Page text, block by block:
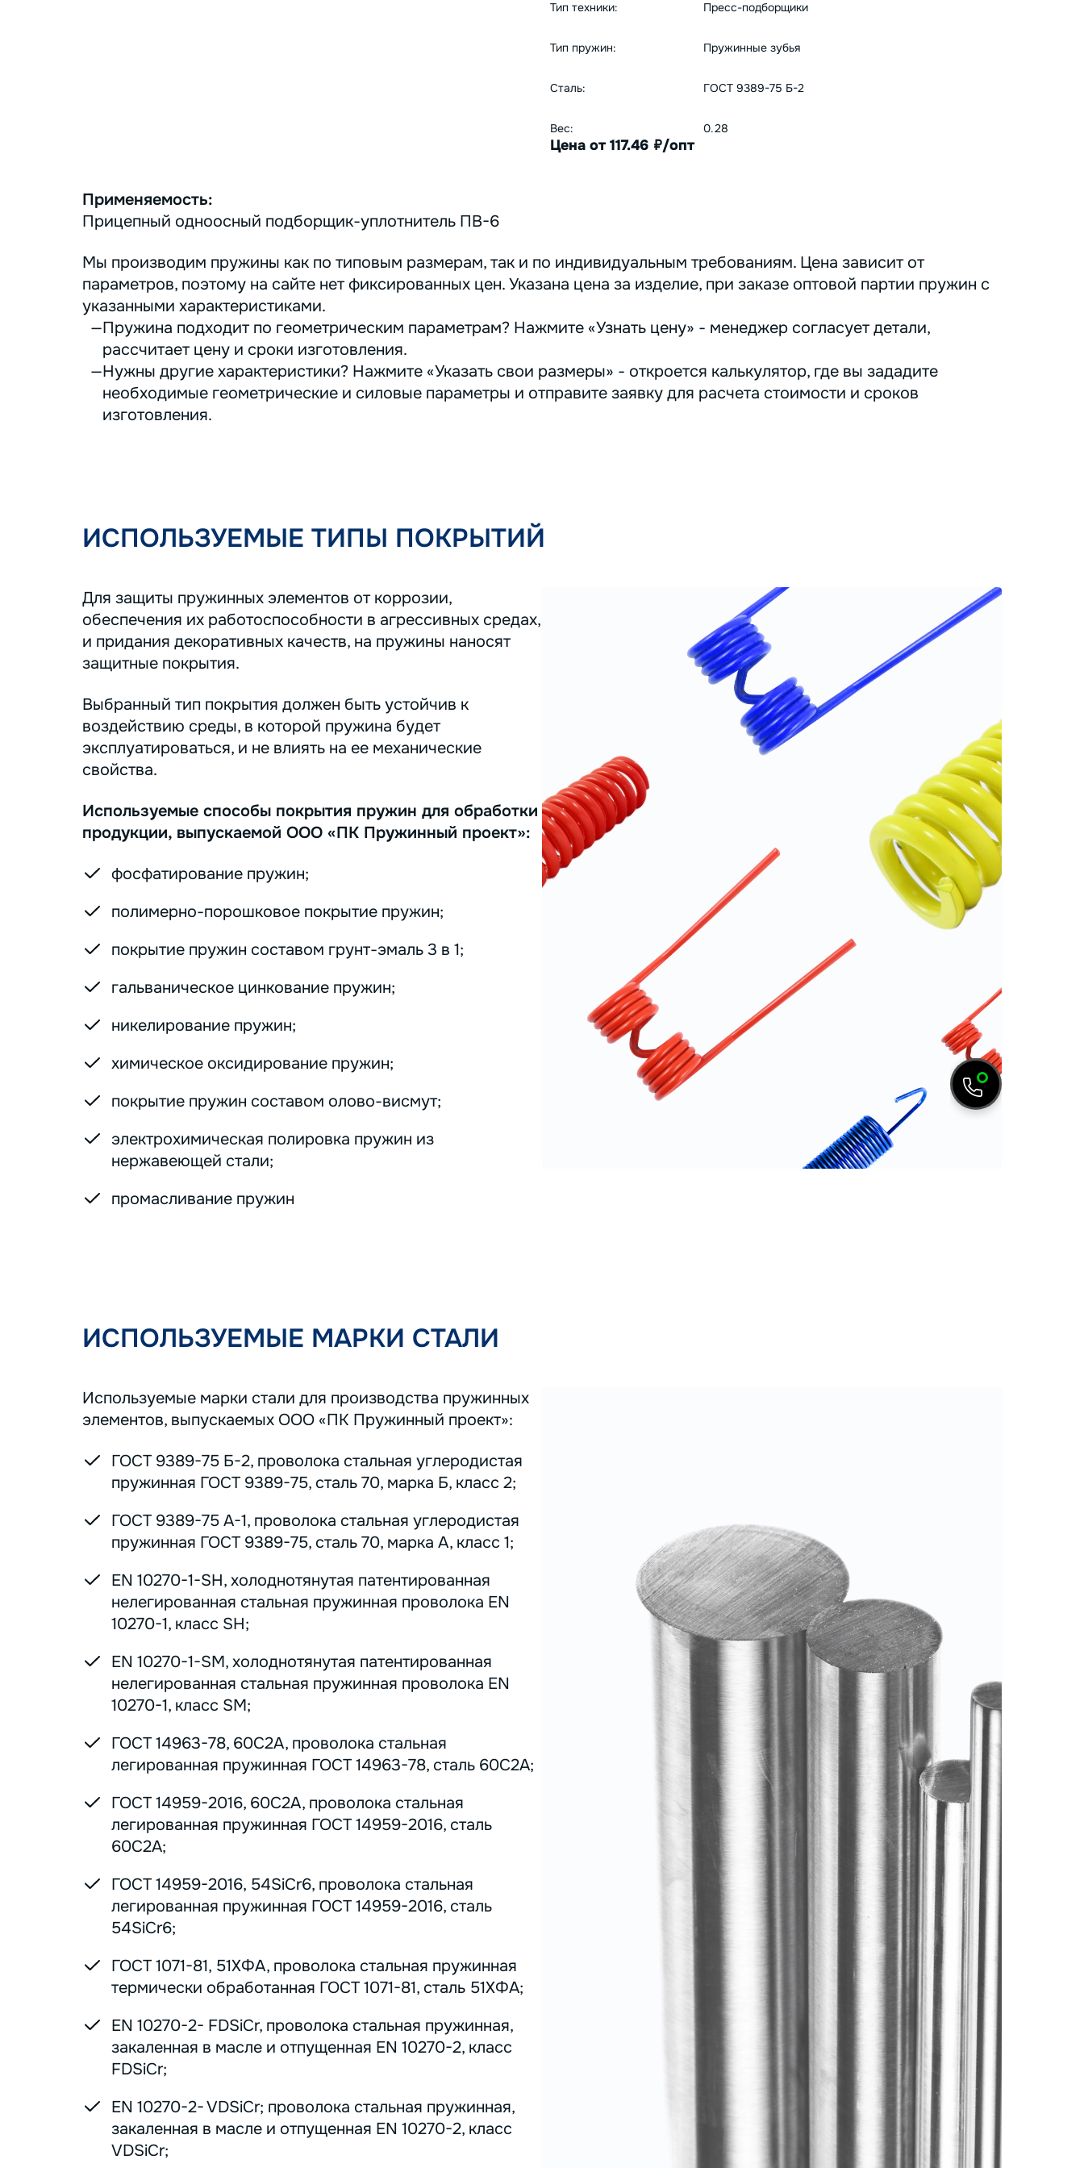
Тип техники: Пресс-подборщики
Тип пружин: Пружинные зубья
Сталь: ГОСТ 9389-75 Б-2
Вес: 0.28
Цена от 117.46 руб./опт
Применяемость:
Прицепный одноосный подборщик-уплотнитель ПВ-6
Мы производим пружины как по типовым размерам, так и по индивидуальным требованиям. Цена зависит от
параметров, поэтому на сайте нет фиксированных цен. Указана цена за изделие, при заказе оптовой партии пружин с
указанными характеристиками.
Пружина подходит по геометрическим параметрам? Нажмите «Узнать цену» - менеджер согласует детали,
рассчитает цену и сроки изготовления.
Нужны другие характеристики? Нажмите «Указать свои размеры» - откроется калькулятор, где вы зададите
необходимые геометрические и силовые параметры и отправите заявку для расчета стоимости и сроков
изготовления.
ИСПОЛЬЗУЕМЫЕ ТИПЫ ПОКРЫТИЙ
Для защиты пружинных элементов от коррозии,
обеспечения их работоспособности в агрессивных средах,
и придания декоративных качеств, на пружины наносят
защитные покрытия.
Выбранный тип покрытия должен быть устойчив к
воздействию среды, в которой пружина будет
эксплуатироваться, и не влиять на ее механические
свойства.
Используемые способы покрытия пружин для обработки
продукции, выпускаемой ООО «ПК Пружинный проект»:
фосфатирование пружин;
полимерно-порошковое покрытие пружин;
покрытие пружин составом грунт-эмаль 3 в 1;
гальваническое цинкование пружин;
никелирование пружин;
химическое оксидирование пружин;
покрытие пружин составом олово-висмут;
электрохимическая полировка пружин из
нержавеющей стали;
промасливание пружин
ИСПОЛЬЗУЕМЫЕ МАРКИ СТАЛИ
Используемые марки стали для производства пружинных
элементов, выпускаемых ООО «ПК Пружинный проект»:
ГОСТ 9389-75 Б-2, проволока стальная углеродистая
пружинная ГОСТ 9389-75, сталь 70, марка Б, класс 2;
ГОСТ 9389-75 А-1, проволока стальная углеродистая
пружинная ГОСТ 9389-75, сталь 70, марка А, класс 1;
EN 10270-1-SH, холоднотянутая патентированная
нелегированная стальная пружинная проволока EN
10270-1, класс SH;
EN 10270-1-SM, холоднотянутая патентированная
нелегированная стальная пружинная проволока EN
10270-1, класс SM;
ГОСТ 14963-78, 60С2А, проволока стальная
легированная пружинная ГОСТ 14963-78, сталь 60С2А;
ГОСТ 14959-2016, 60С2А, проволока стальная
легированная пружинная ГОСТ 14959-2016, сталь
60С2А;
ГОСТ 14959-2016, 54SiCr6, проволока стальная
легированная пружинная ГОСТ 14959-2016, сталь
54SiCr6;
ГОСТ 1071-81, 51ХФА, проволока стальная пружинная
термически обработанная ГОСТ 1071-81, сталь 51ХФА;
EN 10270-2- FDSiCr, проволока стальная пружинная,
закаленная в масле и отпущенная EN 10270-2, класс
FDSiCr;
EN 10270-2- VDSiCr; проволока стальная пружинная,
закаленная в масле и отпущенная EN 10270-2, класс
VDSiCr;